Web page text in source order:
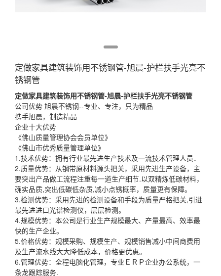
定做家具建筑装饰用不锈钢管-旭晨-护栏扶手光亮不
锈钢管
定做家具建筑装饰用不锈钢管-旭晨-护栏扶手光亮不锈钢管
公司优势 旭晨不锈钢--专业、专注，只为精品
携手旭晨，制造精品
企业十大优势
《佛山质量管理协会会员单位》
《佛山市优秀质量管理单位》
1.技术优势：拥有行业最先进生产技术及一流技术管理人员．
2.质量优势：从钢带原材料源头把关，采用先进生产设备，主
要突出产品做工流程注重每一道生产细节.以双精炼低碳材料，
确实品质,突出低碳低杂质,减小点锈概率，质量更有保障。
3.检测优势：采用先进的检测设备和手段为质量严格把关,引进
最先进进口光谱检测仪，层层检测。
4.规模优势：本公司是行业生产规模最大、产量最高、效率最
快的生产企业。
5.价格优势：规模采购、规模生产、规模销售减小中间商费用
及生产流水线大大降低成本，价格更优惠。
6.管理优势：全程电脑化管理，专业ＥＲＰ企业办公系统，一
条龙跟踪服务.